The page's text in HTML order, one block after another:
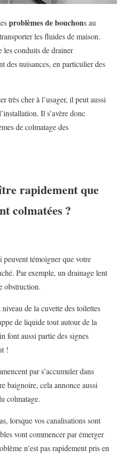
problèmes de bouchons au
les fluides de maison.
les conduits de drainer
des nuisances, en particulier des
très cher à l’usager, il peut aussi
Il s’avère donc
de colmatage des
rapidement que
colmatées ?
peuvent témoigner que votre
Par exemple, un drainage lent
obstruction.
de la cuvette des toilettes
de liquidetout autour de la
font aussi partie des signes
!
par s’accumuler dans
baignoire, cela annonce aussi
colmatage.
lorsque vos canalisations sont
vont commencer par émerger
n’est pas rapidement pris en